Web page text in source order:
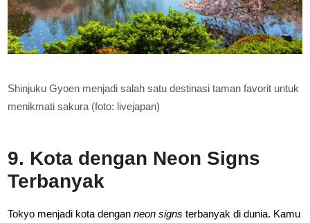
Shinjuku Gyoen menjadi salah satu destinasi taman favorit untuk
menikmati sakura (foto: livejapan)
9. Kota dengan Neon Signs
Terbanyak
Tokyo menjadi kota denganneon signs terbanyak di dunia. Kamu